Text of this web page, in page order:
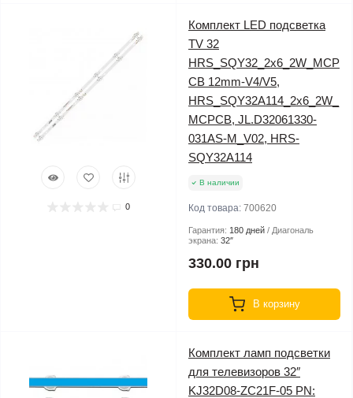
0
Комплект LED подсветка
TV 32
HRS_SQY32_2x6_2W_MCP
CB 12mm-V4/V5,
HRS_SQY32A114_2x6_2W_
MCPCB, JL.D32061330-
031AS-M_V02, HRS-
SQY32A114
В наличии
Код товара: 700620
Гарантия: 180 дней
Диагональ
экрана: 32″
330.00 грн
В корзину
Комплект ламп подсветки
для телевизоров 32″
KJ32D08-ZC21F-05 PN: